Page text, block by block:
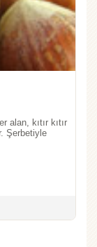
alan, kıtır kıtır
Şerbetiyle